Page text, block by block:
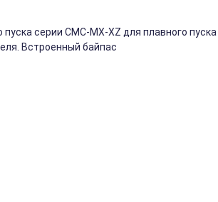
серии CMC-MX-XZ для плавного
Встроенный байпас